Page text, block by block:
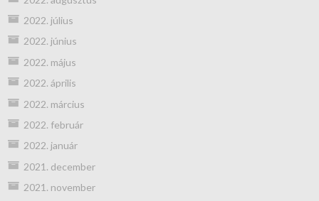
2022. július
2022. június
2022. május
2022. április
2022. március
2022. február
2022. január
2021. december
2021. november